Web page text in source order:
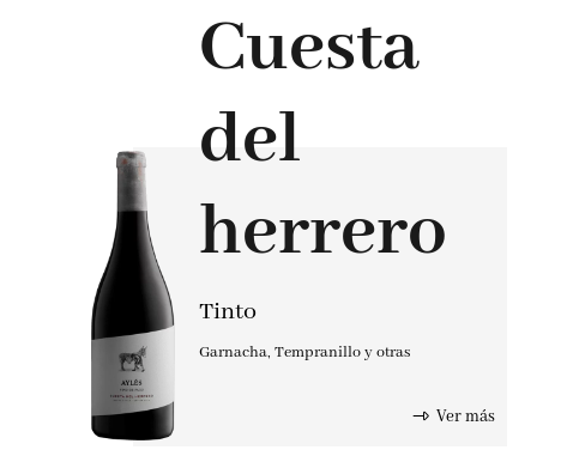
Cuesta
del
herrero
Tinto
Garnacha, Tempranillo y otras
Ver más